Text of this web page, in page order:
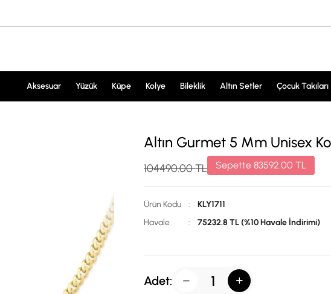
Aksesuar Yüzük Küpe Kolye Bileklik Altın Setler Çocuk Takıları
Altın Gurmet 5 Mm Unisex
104490.00TL Sepette83592.00TL
Ürün Kodu :
KLY1711
Havale
: 75232.8 TL (%10 Havale İndirimi)
Adet: